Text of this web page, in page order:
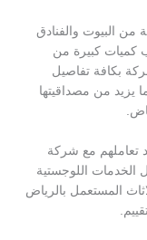
البيوت والفنادق
كميات كبيرة من
بكافة تفاصيل
يزيد من مصداقيتها
تعاملهم مع شركة
الخدمات اللوجستية
المستعمل بالرياض